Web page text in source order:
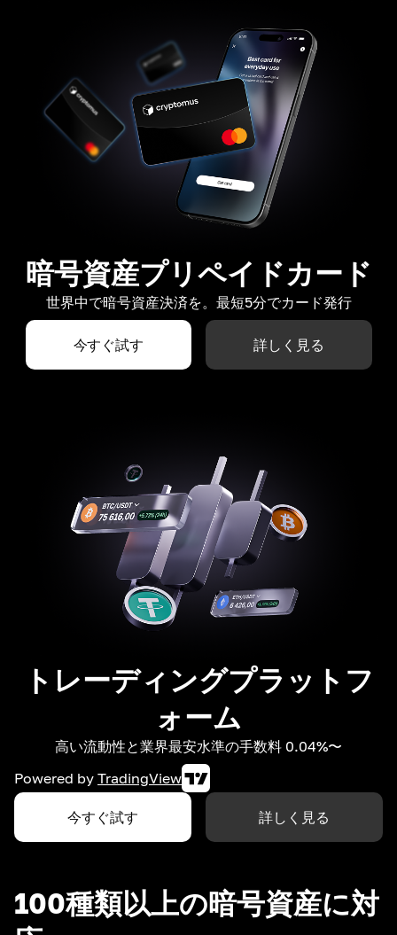
暗号資産プリペイドカード
世界中で暗号資産決済を。最短5分でカード発行
今すぐ試す 詳しく見る
トレーディングプラットフ
ォーム
高い流動性と業界最安水準の手数料 0.04%〜
Powered by TradingView
今すぐ試す 詳しく見る
100種類以上の暗号資産に対